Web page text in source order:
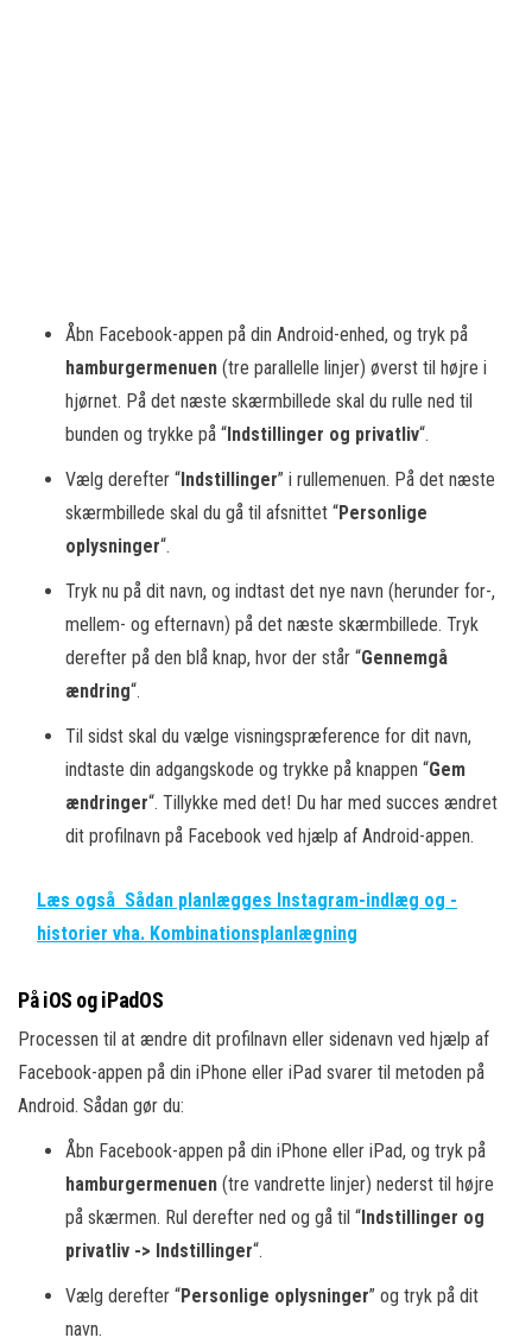
Åbn Facebook-appen på din Android-enhed, og tryk på
hamburgermenuen (tre parallelle linjer) øverst til højre i
hjørnet. På det næste skærmbillede skal du rulle ned til
bunden og trykke på “Indstillinger og privatliv“.
Vælg derefter “Indstillinger” i rullemenuen. På det næste
skærmbillede skal du gå til afsnittet “Personlige
oplysninger“.
Tryk nu på dit navn, og indtast det nye navn (herunder for-,
mellem- og efternavn) på det næste skærmbillede. Tryk
derefter på den blå knap, hvor der står “Gennemgå
ændring“.
Til sidst skal du vælge visningspræference for dit navn,
indtaste din adgangskode og trykke på knappen “Gem
ændringer“. Tillykke med det! Du har med succes ændret
dit profilnavn på Facebook ved hjælp af Android-appen.
Læs også Sådan planlægges Instagram-indlæg og -
historier vha. Kombinationsplanlægning
På iOS og iPadOS
Processen til at ændre dit profilnavn eller sidenavn ved hjælp af
Facebook-appen på din iPhone eller iPad svarer til metoden på
Android. Sådan gør du:
Åbn Facebook-appen på din iPhone eller iPad, og tryk på
hamburgermenuen (tre vandrette linjer) nederst til højre
på skærmen. Rul derefter ned og gå til “Indstillinger og
privatliv -> Indstillinger“.
Vælg derefter “Personlige oplysninger” og tryk på dit
navn.